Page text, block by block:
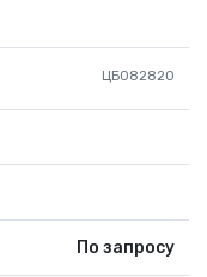
ЦБ082820
По запросу